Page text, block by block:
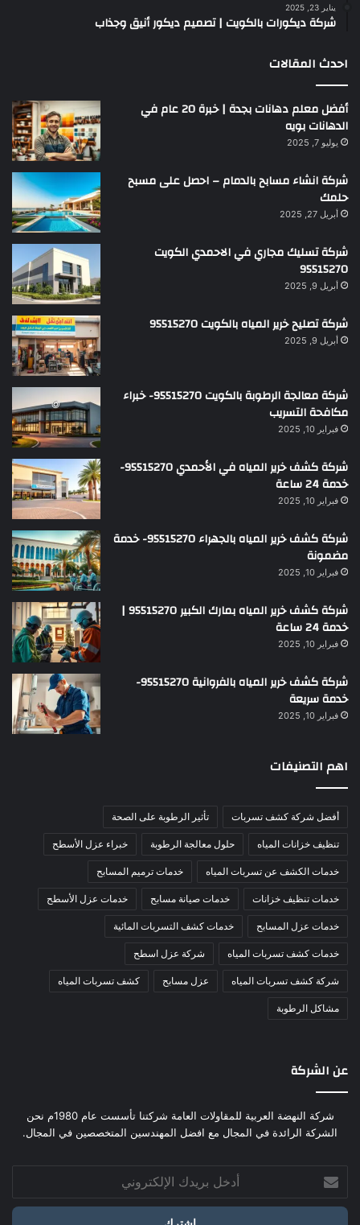
يناير 23, 2025
شركة ديكورات بالكويت | تصميم ديكور أنيق وجذاب
احدث المقالات
أفضل معلم دهانات بجدة | خبرة 20 عام في
الدهانات بويه
يوليو 7, 2025
شركة انشاء مسابح بالدمام – احصل على مسبح
حلمك
أبريل 27, 2025
شركة تسليك مجاري في الاحمدي الكويت
95515270
أبريل 9, 2025
شركة تصليح خرير المياه بالكويت 95515270
أبريل 9, 2025
شركة معالجة الرطوبة بالكويت 95515270- خبراء
مكافحة التسريب
فبراير 10, 2025
شركة كشف خرير المياه في الأحمدي 95515270-
خدمة 24 ساعة
فبراير 10, 2025
شركة كشف خرير المياه بالجهراء 95515270- خدمة
مضمونة
فبراير 10, 2025
شركة كشف خرير المياه بمارك الكبير 95515270 |
خدمة 24 ساعة
فبراير 10, 2025
شركة كشف خرير المياه بالفروانية 95515270-
خدمة سريعة
فبراير 10, 2025
اهم التصنيفات
أفضل شركة كشف تسربات تأثير الرطوبة على الصحة
تنظيف خزانات المياه حلول معالجة الرطوبة خبراء عزل الأسطح
خدمات الكشف عن تسربات المياه خدمات ترميم المسابح
خدمات تنظيف خزانات خدمات صيانة مسابح خدمات عزل الأسطح
خدمات عزل المسابح خدمات كشف التسربات المائية
خدمات كشف تسربات المياه شركة عزل اسطح
شركة كشف تسربات المياه عزل مسابح كشف تسربات المياه
مشاكل الرطوبة
عن الشركة
شركة النهضة العربية للمقاولات العامة شركتنا تأسست عام 1980م نحن
الشركة الرائدة في المجال مع افضل المهندسين المتخصصين في المجال.
بريدك
الإلكتروني